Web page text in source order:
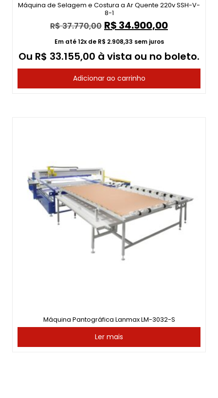
Máquina de Selagem e Costura a Ar Quente 220v SSH-V-
8-1
R$37.770,00 R$ 34.900,00
Em até 12x de R$ 2.908,33 sem juros
Ou R$ 33.155,00 à vista ou no boleto.
Adicionar ao carrinho
Máquina Pantográfica Lanmax LM-3032-S
Ler mais